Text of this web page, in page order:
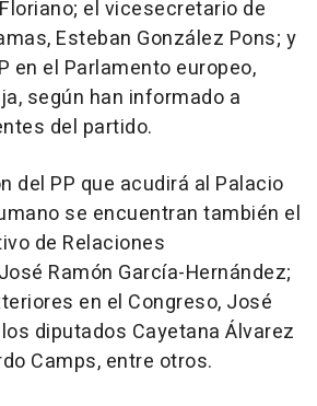
el vicesecretario de
Esteban González Pons; y
en el Parlamento europeo,
según han informado a
del partido.
del PP que acudirá al Palacio
se encuentran también el
de Relaciones
Ramón García-Hernández;
en el Congreso, José
diputados Cayetana Álvarez
Camps, entre otros.